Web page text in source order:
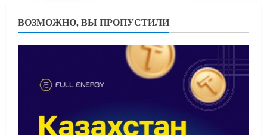
ВОЗМОЖНО, ВЫ ПРОПУСТИЛИ